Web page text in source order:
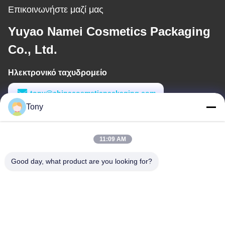
Επικοινωνήστε μαζί μας
Yuyao Namei Cosmetics Packaging
Co., Ltd.
Ηλεκτρονικό ταχυδρομείο
tony@chinacosmeticpackaging.com
Εργασιακό χρόνο
Tony
11:09 AM
Good day, what product are you looking for?